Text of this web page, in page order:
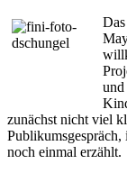
und
zunächst nicht viel
noch einmal erzählt.